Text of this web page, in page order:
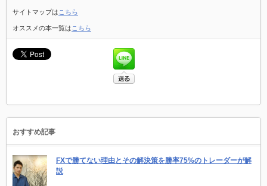
サイトマップは こちら
オススメの本一覧は こちら
おすすめ記事
FXで勝てない理由とその解決策を勝率75%のトレーダーが解
説